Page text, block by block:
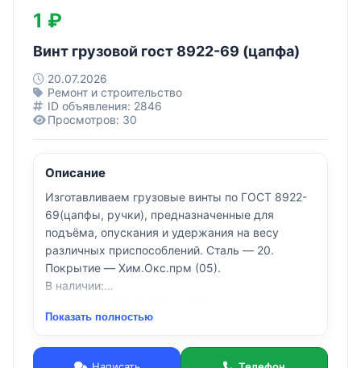
1 ₽
Винт грузовой гост 8922-69 (цапфа)
20.07.2026
Ремонт и строительство
ID объявления: 2846
Просмотров: 30
Описание
Изготавливаем грузовые винты по ГОСТ 8922-
69(цапфы, ручки), предназначенные для
подъёма, опускания и удержания на весу
различных приспособлений. Сталь — 20.
Покрытие — Хим.Окс.прм (05).
В наличии:
складе
Показать полностью